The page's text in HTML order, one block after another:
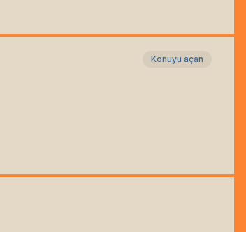
Konuyu açan